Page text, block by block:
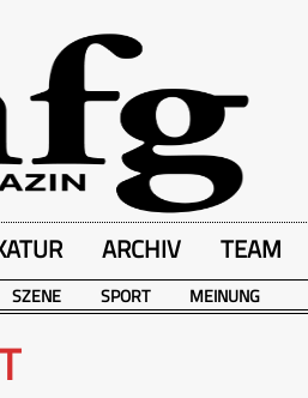
ARCHIV TEAM
SZENE SPORT MEINUNG